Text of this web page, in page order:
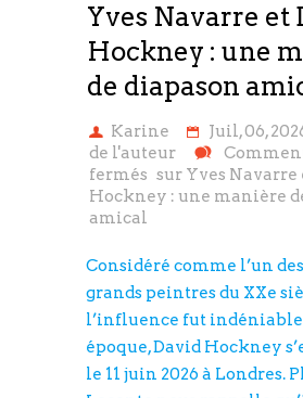
Yves Navarre et
Hockney : une
de diapason
Karine Juil, 06,
de l'auteur
fermés sur Yves Navarre
Hockney : une manière
amical
Considéré comme l’un
grands peintres du XXe
l’influence fut indéniable
époque, David Hockney
le 11 juin 2026 à Londres.